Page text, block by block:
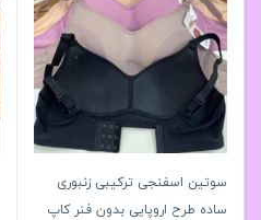
سوتین اسفنجی ترکیبی زنبوری
ساده طرح اروپایی بدون فنر کاپ